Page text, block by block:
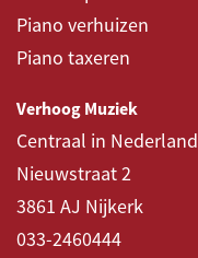
Piano verhuizen
Piano taxeren
Verhoog Muziek
Centraal in Nederland
Nieuwstraat 2
3861 AJ Nijkerk
033-2460444